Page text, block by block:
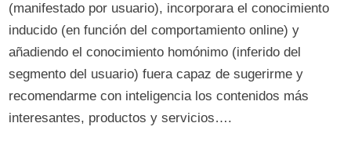
(manifestado por usuario), incorporara el conocimiento
inducido (en función del comportamiento online) y
añadiendo el conocimiento homónimo (inferido del
segmento del usuario) fuera capaz de sugerirme y
recomendarme con inteligencia los contenidos más
interesantes, productos y servicios….